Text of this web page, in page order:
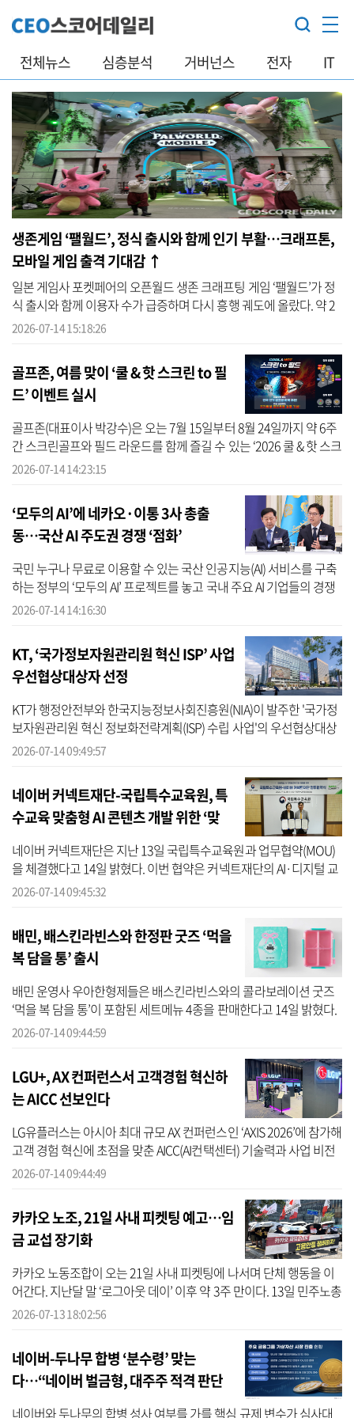
전체뉴스 심층분석 거버넌스 전자 IT
생존게임 ‘팰월드’, 정식 출시와 함께 인기 부활…크래프톤,
모바일 게임 출격 기대감 ↑
일본 게임사 포켓페어의 오픈월드 생존 크래프팅 게임 ‘팰월드’가 정
식 출시와 함께 이용자 수가 급증하며 다시 흥행 궤도에 올랐다. 약 2
년 6개월간의 얼리 액세스를 마친 게임이 대규모 콘텐츠 업데이트를
2026-07-14 15:18:26
골프존, 여름 맞이 ‘쿨 & 핫 스크린 to 필
드’ 이벤트 실시
골프존(대표이사 박강수)은 오는 7월 15일부터 8월 24일까지 약 6주
간 스크린골프와 필드 라운드를 함께 즐길 수 있는 ‘2026 쿨 & 핫 스크
린 to 필드’ 이벤트를 운영한다고 14일 밝혔다. ‘스크린 to 필드’는
2026-07-14 14:23:15
‘모두의 AI’에 네카오·이통 3사 총출
동…국산 AI 주도권 경쟁 ‘점화’
국민 누구나 무료로 이용할 수 있는 국산 인공지능(AI) 서비스를 구축
하는 정부의 ‘모두의 AI’ 프로젝트를 놓고 국내 주요 AI 기업들의 경쟁
이 본격화하고 있다. 네이버와 카카오, 이동통신 3사 뿐만 아니라 AI ...
2026-07-14 14:16:30
KT, ‘국가정보자원관리원 혁신 ISP’ 사업
우선협상대상자 선정
KT가 행정안전부와 한국지능정보사회진흥원(NIA)이 발주한 '국가정
보자원관리원 혁신 정보화전략계획(ISP) 수립 사업'의 우선협상대상
자로 선정돼, 국가 공공 AI 인프라 혁신을 위한 설계 작업에 착수한다
2026-07-14 09:49:57
네이버 커넥트재단-국립특수교육원, 특
수교육 맞춤형 AI 콘텐츠 개발 위한 ‘맞
손’
네이버 커넥트재단은 지난 13일 국립특수교육원과 업무협약(MOU)
을 체결했다고 14일 밝혔다. 이번 협약은 커넥트재단의 AI·디지털 교
육 역량을 바탕으로 특수교육 현장에 AI(인공지능) 기반 콘텐츠를 도
2026-07-14 09:45:32
배민, 배스킨라빈스와 한정판 굿즈 ‘먹을
복 담을 통’ 출시
배민 운영사 우아한형제들은 배스킨라빈스와의 콜라보레이션 굿즈
‘먹을 복 담을 통’이 포함된 세트메뉴 4종을 판매한다고 14일 밝혔다.
해당 메뉴는 아이스크림 사이즈에 따라 사각사각팩·쿼터·패밀리·하
2026-07-14 09:44:59
LGU+, AX 컨퍼런스서 고객경험 혁신하
는 AICC 선보인다
LG유플러스는 아시아 최대 규모 AX 컨퍼런스인 ‘AXIS 2026’에 참가해
고객 경험 혁신에 초점을 맞춘 AICC(AI컨택센터) 기술력과 사업 비전
을 선보인다. ‘AXIS 2026’은 한국능률협회컨설팅(KMAC)이 주최하는
2026-07-14 09:44:49
카카오 노조, 21일 사내 피켓팅 예고…임
금 교섭 장기화
카카오 노동조합이 오는 21일 사내 피켓팅에 나서며 단체 행동을 이
어간다. 지난달 말 ‘로그아웃 데이’ 이후 약 3주 만이다. 13일 민주노총
전국화학섬유식품산업노동조합 카카오지회(크루유니언)에 따르면,
2026-07-13 18:02:56
네이버-두나무 합병 ‘분수령’ 맞는
다…“네이버 벌금형, 대주주 적격 판단
서 제외되나”
네이버와 두나무의 합병 성사 여부를 가를 핵심 규제 변수가 심사대